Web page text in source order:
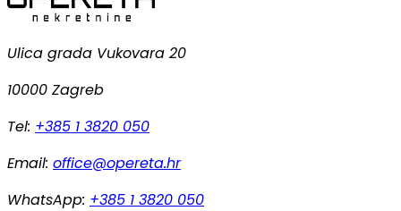
Ulica grada Vukovara 20
10000 Zagreb
Tel: +385 1 3820 050
Email: office@opereta.hr
WhatsApp: +385 1 3820 050